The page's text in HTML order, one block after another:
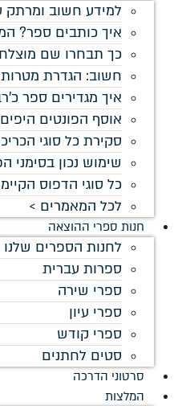
למידע חשוב ומרתק
איך כותבים ספר?
כך תבחרו שם
חשוב: הגדרת
איך מגדירים ספר
אוסף הפונטים
סקירת כל סוגי
שימוש נכון בסימני
כל סוגי הדפוס
לכל המאמרים >
חנות ספרי ההוצאה
לחנות הספרים שלנו
ספרות עברית
ספרי שירה
ספרי עיון
ספרי קודש
סטים לחתנים
סרטוני הדרכה
המלצות